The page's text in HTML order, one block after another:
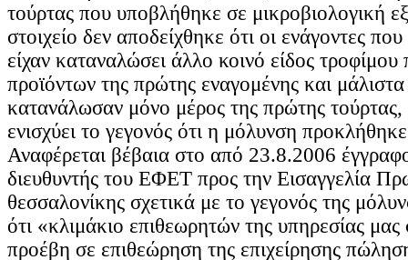
τούρτας που υποβλήθηκε σε μικροβιολογική
στοιχείο δεν αποδείχθηκε ότι οι ενάγοντες
είχαν καταναλώσει άλλο κοινό είδος
προϊόντων της πρώτης εναγομένης και μάλιστα
κατανάλωσαν μόνο μέρος της πρώτης
ενισχύει το γεγονός ότι η μόλυνση
Αναφέρεται βέβαια στο από 23.8.2006
διευθυντής του ΕΦΕΤ προς την Εισαγγελία
θεσσαλονίκης σχετικά με το γεγονός της
ότι «κλιμάκιο επιθεωρητών της υπηρεσίας
προέβη σε επιθεώρηση της επιχείρησης